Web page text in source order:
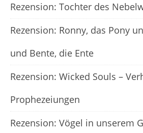
Rezension: Tochter des
Rezension: Ronny, das Pony
und Bente, die Ente
Rezension: Wicked Souls –
Prophezeiungen
Rezension: Vögel in unserem